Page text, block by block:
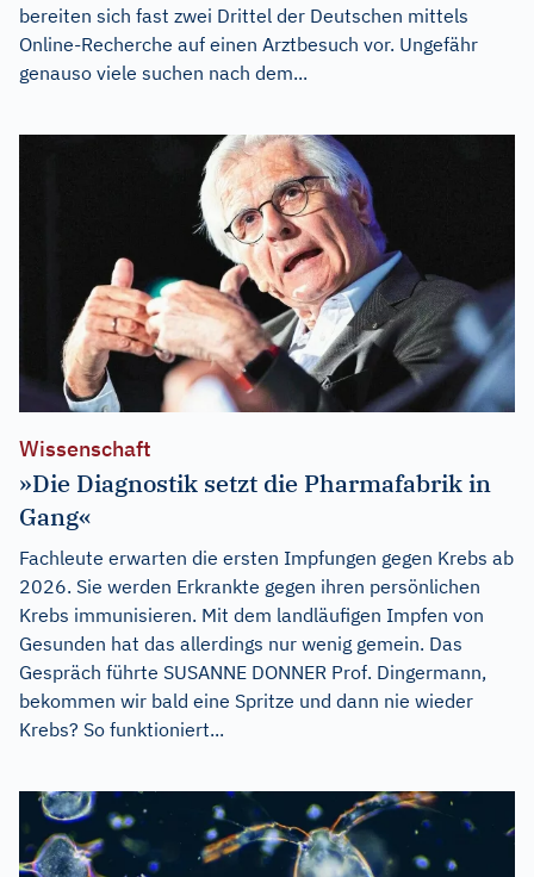
bereiten sich fast zwei Drittel der Deutschen mittels
Online-Recherche auf einen Arztbesuch vor. Ungefähr
genauso viele suchen nach dem...
Wissenschaft
»Die Diagnostik setzt die Pharmafabrik in
Gang«
Fachleute erwarten die ersten Impfungen gegen Krebs ab
2026. Sie werden Erkrankte gegen ihren persönlichen
Krebs immunisieren. Mit dem landläufigen Impfen von
Gesunden hat das allerdings nur wenig gemein. Das
Gespräch führte SUSANNE DONNER Prof. Dingermann,
bekommen wir bald eine Spritze und dann nie wieder
Krebs? So funktioniert...